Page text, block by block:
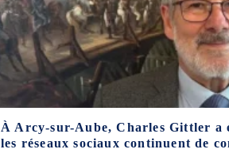
À Arcy-sur-Aube, Charles Gittler a
les réseaux sociaux continuent de